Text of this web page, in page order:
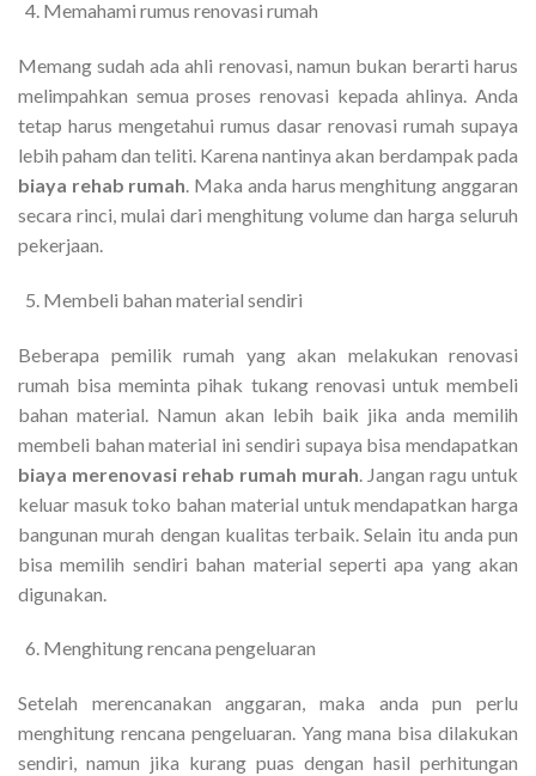
Memahami rumus renovasi rumah
Memang sudah ada ahli renovasi, namun bukan berarti harus
melimpahkan semua proses renovasi kepada ahlinya. Anda
tetap harus mengetahui rumus dasar renovasi rumah supaya
lebih paham dan teliti. Karena nantinya akan berdampak pada
biaya rehab rumah. Maka anda harus menghitung anggaran
secara rinci, mulai dari menghitung volume dan harga seluruh
pekerjaan.
Membeli bahan material sendiri
Beberapa pemilik rumah yang akan melakukan renovasi
rumah bisa meminta pihak tukang renovasi untuk membeli
bahan material. Namun akan lebih baik jika anda memilih
membeli bahan material ini sendiri supaya bisa mendapatkan
biaya merenovasi rehab rumah murah . Jangan ragu untuk
keluar masuk toko bahan material untuk mendapatkan harga
bangunan murah dengan kualitas terbaik. Selain itu anda pun
bisa memilih sendiri bahan material seperti apa yang akan
digunakan.
Menghitung rencana pengeluaran
Setelah merencanakan anggaran, maka anda pun perlu
menghitung rencana pengeluaran. Yang mana bisa dilakukan
sendiri, namun jika kurang puas dengan hasil perhitungan